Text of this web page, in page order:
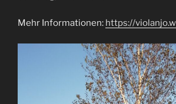
Mehr Informationen: https://